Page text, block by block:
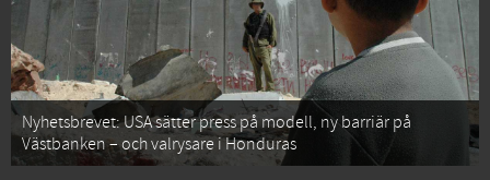
Nyhetsbrevet: USA sätter press på modell, ny barriär på
Västbanken – och valrysare i Honduras